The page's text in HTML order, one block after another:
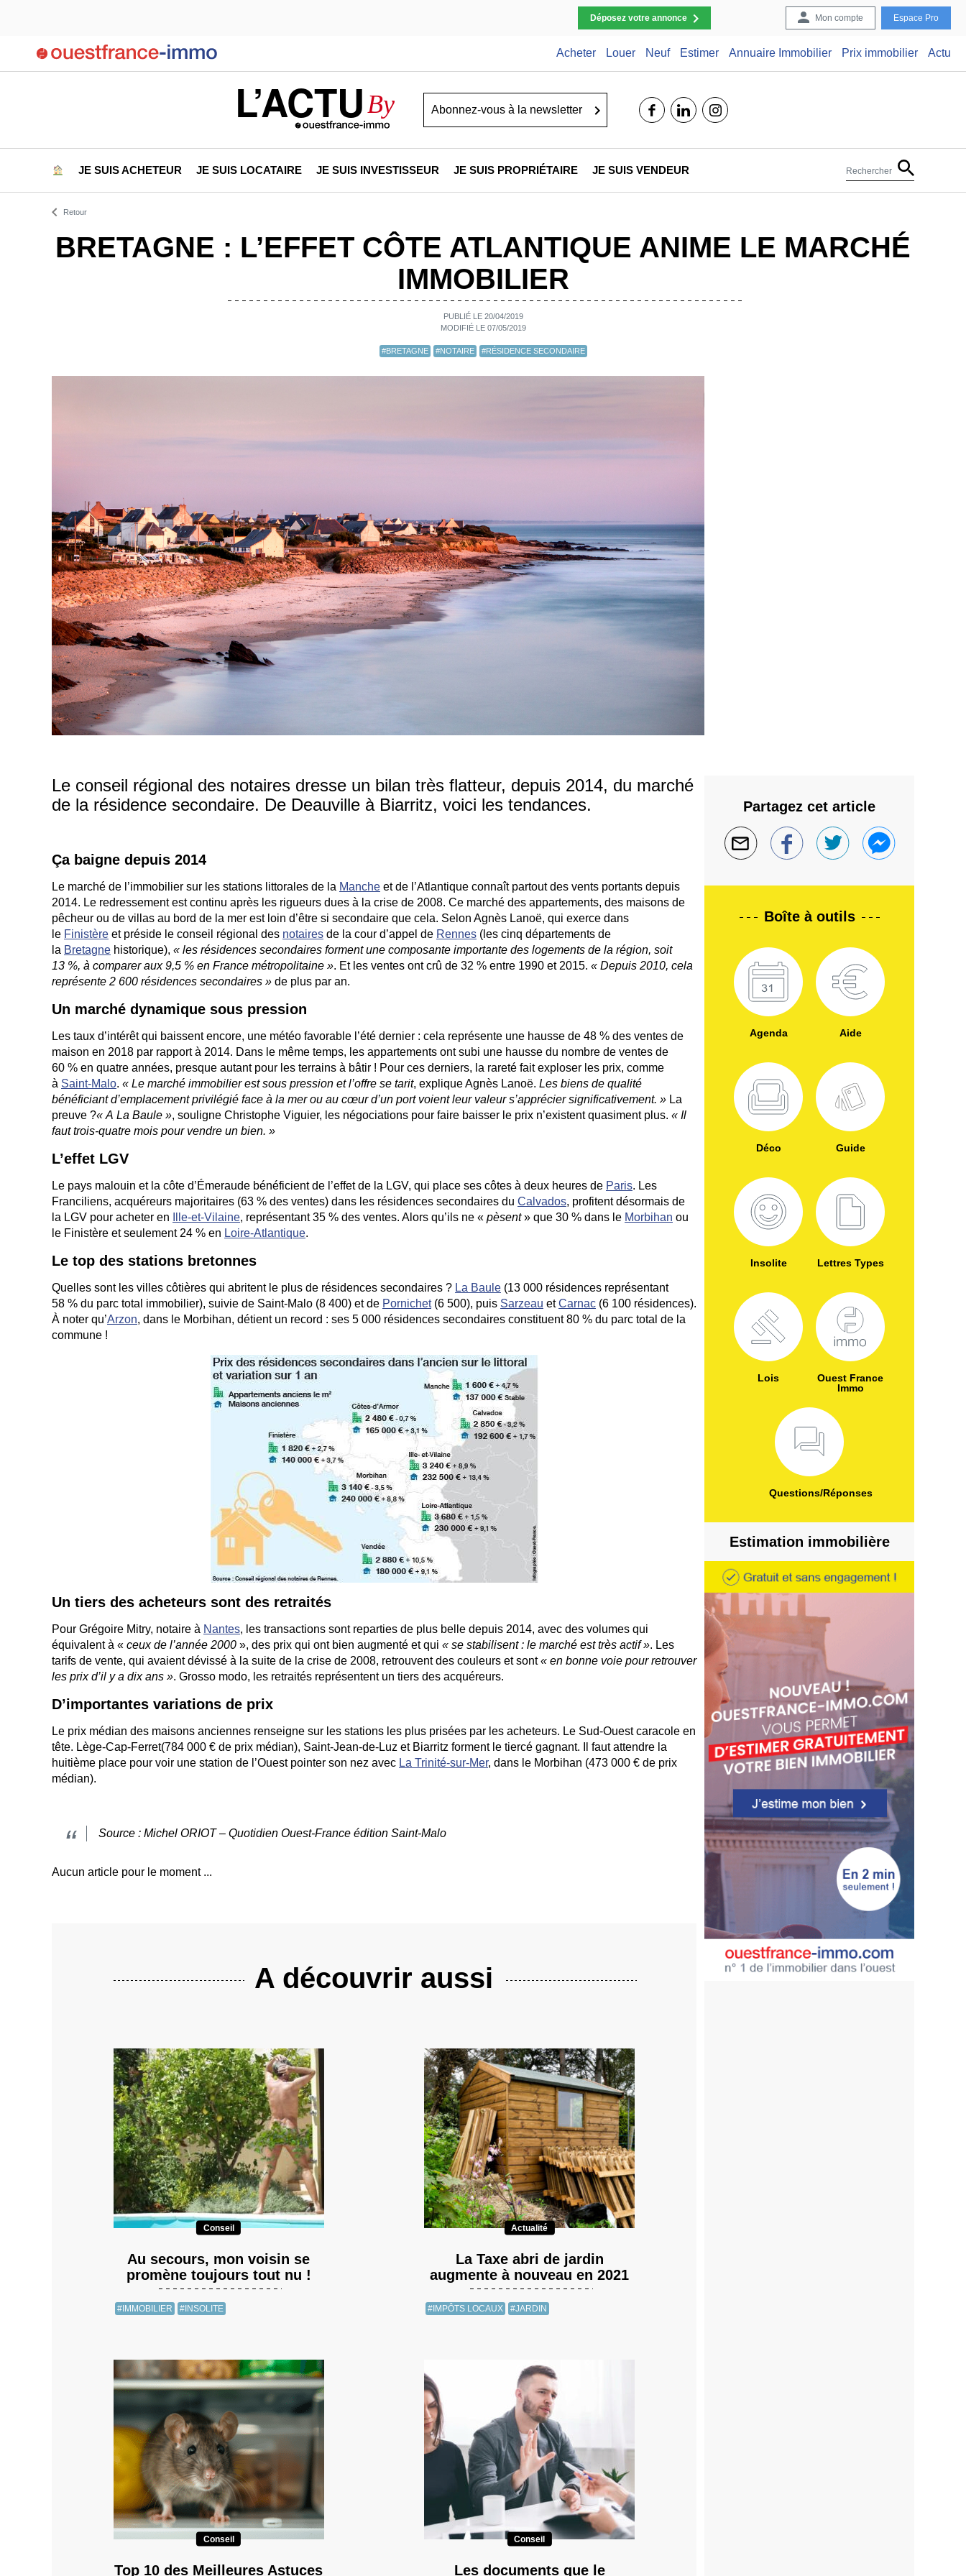
Déposez votre annonce Mon compte Espace Pro
Acheter Louer Neuf Estimer Annuaire Immobilier Prix immobilier Actu
L’ACTU By facebooklinkedin
JE SUIS ACHETEUR JE SUIS LOCATAIRE JE SUIS INVESTISSEUR JE SUIS PROPRIÉTAIRE JE SUIS VENDEUR Rechercher
Retour
BRETAGNE : L’EFFET CÔTE ATLANTIQUE ANIME LE MARCHÉ
IMMOBILIER
PUBLIÉ LE 20/04/2019
MODIFIÉ LE 07/05/2019
#BRETAGNE #NOTAIRE #RÉSIDENCE SECONDAIRE
Le conseil régional des notaires dresse un bilan très flatteur, depuis 2014, du marché
de la résidence secondaire. De Deauville à Biarritz, voici les tendances.
Ça baigne depuis 2014
Le marché de l’immobilier sur les stations littorales de la Manche et de l’Atlantique connaît partout des vents portants depuis
2014. Le redressement est continu après les rigueurs dues à la crise de 2008. Ce marché des appartements, des maisons de
pêcheur ou de villas au bord de la mer est loin d’être si secondaire que cela. Selon Agnès Lanoë, qui exerce dans
le Finistère et préside le conseil régional des notaires de la cour d’appel de Rennes (les cinq départements de
la Bretagne historique), « les résidences secondaires forment une composante importante des logements de la région, soit
13 %, à comparer aux 9,5 % en France métropolitaine ». Et les ventes ont crû de 32 % entre 1990 et 2015. « Depuis 2010, cela
représente 2 600 résidences secondaires » de plus par an.
Un marché dynamique sous pression
Les taux d’intérêt qui baissent encore, une météo favorable l’été dernier : cela représente une hausse de 48 % des ventes de
maison en 2018 par rapport à 2014. Dans le même temps, les appartements ont subi une hausse du nombre de ventes de
60 % en quatre années, presque autant pour les terrains à bâtir ! Pour ces derniers, la rareté fait exploser les prix, comme
à Saint-Malo. « Le marché immobilier est sous pression et l’offre se tarit, explique Agnès Lanoë. Les biens de qualité
bénéficiant d’emplacement privilégié face à la mer ou au cœur d’un port voient leur valeur s’apprécier significativement. » La
preuve ?« A La Baule », souligne Christophe Viguier, les négociations pour faire baisser le prix n’existent quasiment plus. « Il
faut trois-quatre mois pour vendre un bien. »
L’effet LGV
Le pays malouin et la côte d’Émeraude bénéficient de l’effet de la LGV, qui place ses côtes à deux heures de Paris. Les
Franciliens, acquéreurs majoritaires (63 % des ventes) dans les résidences secondaires du Calvados, profitent désormais de
la LGV pour acheter en
Ille-et-Vilaine, représentant 35 % des ventes. Alors qu’ils ne « pèsent» que 30 % dans le Morbihan ou
le Finistère et seulement 24 % en Loire-Atlantique.
Le top des stations bretonnes
Quelles sont les villes côtières qui abritent le plus de résidences secondaires ? La Baule (13 000 résidences représentant
58 % du parc total immobilier), suivie de Saint-Malo (8 400) et de Pornichet(6 500), puis Sarzeau etCarnac (6 100 résidences).
À noter qu’Arzon, dans le Morbihan, détient un record : ses 5 000 résidences secondaires constituent 80 % du parc total de la
commune !
Un tiers des acheteurs sont des retraités
Pour Grégoire Mitry, notaire à Nantes, les transactions sont reparties de plus belle depuis 2014, avec des volumes qui
équivalent à « ceux de l’année 2000 », des prix qui ont bien augmenté et qui « se stabilisent : le marché est très actif ». Les
tarifs de vente, qui avaient dévissé à la suite de la crise de 2008, retrouvent des couleurs et sont« en bonne voie pour retrouver
les prix d’il y a dix ans ». Grosso modo, les retraités représentent un tiers des acquéreurs.
D’importantes variations de prix
Le prix médian des maisons anciennes renseigne sur les stations les plus prisées par les acheteurs. Le Sud-Ouest caracole en
tête. Lège-Cap-Ferret(784 000 € de prix médian), Saint-Jean-de-Luz et Biarritz forment le tiercé gagnant. Il faut attendre la
huitième place pour voir une station de l’Ouest pointer son nez avec La Trinité-sur-Mer, dans le Morbihan (473 000 € de prix
médian).
Source : Michel ORIOT – Quotidien Ouest-France édition Saint-Malo
Aucun article pour le moment ...
A découvrir aussi
Conseil
Au secours, mon voisin se
promène toujours tout nu !
#IMMOBILIER #INSOLITE
Actualité
La Taxe abri de jardin
augmente à nouveau en 2021
#IMPÔTS LOCAUX #JARDIN
Conseil
Top 10 des Meilleures Astuces
Conseil
Les documents que le
Partagez cet article
Boîte à outils
Agenda Aide
Déco Guide
Insolite Lettres Types
Lois
Ouest France
Immo
Questions/Réponses
Estimation immobilière